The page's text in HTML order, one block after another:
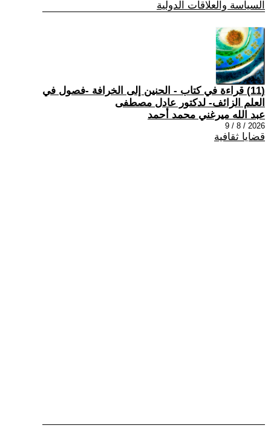
السياسة والعلاقات الدولية
(11) قراءة في كتاب - الحنين إلى الخرافة -فصول في
العلم الزائف- لدكتور عادل مصطفى
عبد الله ميرغني محمد أحمد
2026 / 8 / 9
قضايا ثقافية